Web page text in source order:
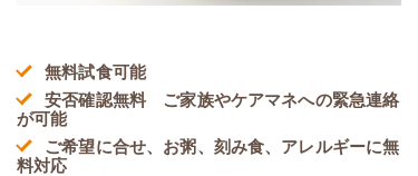
無料試食可能
安否確認無料 ご家族やケアマネへの緊急連絡
が可能
ご希望に合せ、お粥、刻み食、アレルギーに無
料対応